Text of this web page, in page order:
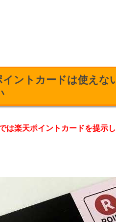
ントカードは使えな
は楽天ポイントカードを提示